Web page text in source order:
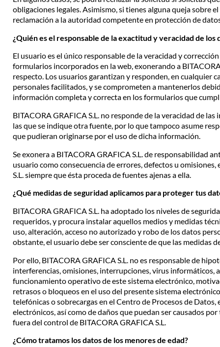
obligaciones legales. Asimismo, si tienes alguna queja sobre
reclamación a la autoridad competente en protección de
¿Quién es el responsable de la exactitud y veracidad de los
El usuario es el único responsable de la veracidad y
formularios incorporados en la web, exonerando a
respecto. Los usuarios garantizan y responden, en cualquier
personales facilitados, y se comprometen a mantenerlos
información completa y correcta en los formularios que
BITACORA GRAFICA S.L. no responde de la veracidad de
las que se indique otra fuente, por lo que tampoco asume
que pudieran originarse por el uso de dicha información.
Se exonera a BITACORA GRAFICA S.L. de responsabilidad
usuario como consecuencia de errores, defectos u
S.L. siempre que ésta proceda de fuentes ajenas a ella.
¿Qué medidas de seguridad aplicamos para proteger tus
BITACORA GRAFICA S.L. ha adoptado los niveles de
requeridos, y procura instalar aquellos medios y medidas
uso, alteración, acceso no autorizado y robo de los datos
obstante, el usuario debe ser consciente de que las medidas
Por ello, BITACORA GRAFICA S.L. no es responsable de
interferencias, omisiones, interrupciones, virus informáticos,
funcionamiento operativo de este sistema electrónico,
retrasos o bloqueos en el uso del presente sistema
telefónicas o sobrecargas en el Centro de Procesos de
electrónicos, así como de daños que puedan ser causados
fuera del control de BITACORA GRAFICA S.L.
¿Cómo tratamos los datos de los menores de edad?